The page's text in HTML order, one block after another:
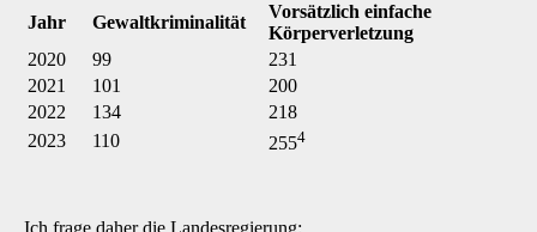
Jahr Gewaltkriminalität
Vorsätzlich einfache
Körperverletzung
2020
99
231
2021
101
200
2022
134
218
2023
110 2554